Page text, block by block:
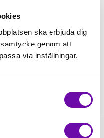
ska erbjuda dig
genom att
via inställningar.